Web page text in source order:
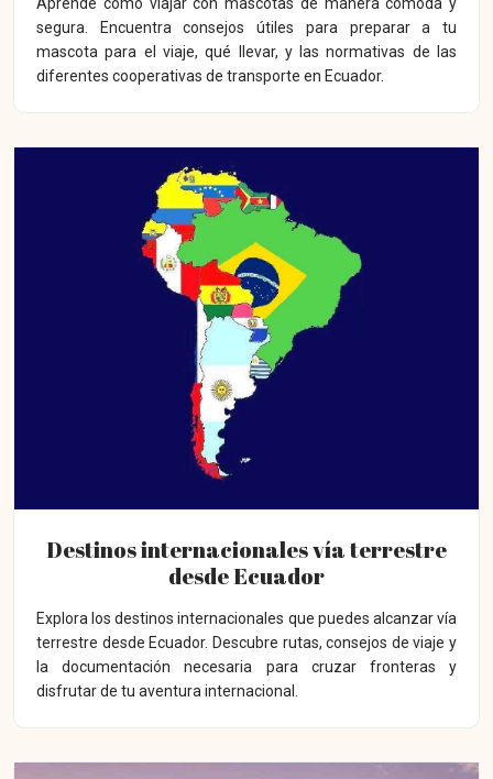
Aprende cómo viajar con mascotas de manera cómoda y
segura. Encuentra consejos útiles para preparar a tu
mascota para el viaje, qué llevar, y las normativas de las
diferentes cooperativas de transporte en Ecuador.
Destinos internacionales vía terrestre
desde Ecuador
Explora los destinos internacionales que puedes alcanzar vía
terrestre desde Ecuador. Descubre rutas, consejos de viaje y
la documentación necesaria para cruzar fronteras y
disfrutar de tu aventura internacional.